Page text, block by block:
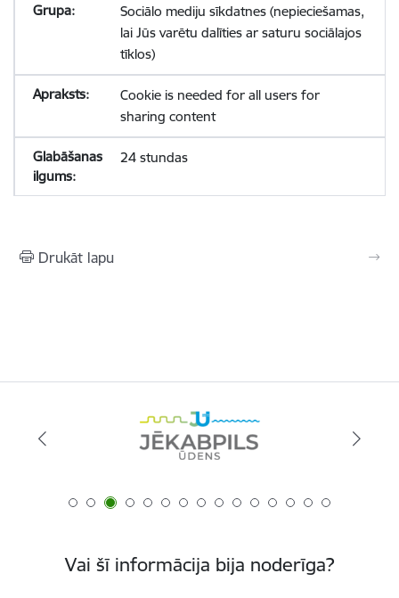
Sociālo mediju sīkdatnes (nepieciešamas,
lai Jūs varētu dalīties ar saturu sociālajos
tīklos)
Cookie is needed for all users for
sharing content
24 stundas
Drukāt lapu
Vai šī informācija bija noderīga?